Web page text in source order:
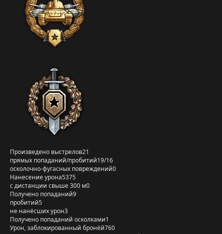
Произведено выстрелов21
прямых попаданий/пробитий19/16
осколочно-фугасных повреждений0
Нанесение урона5375
с дистанции свыше 300 м0
Получено попаданий9
пробитий5
не нанёсших урон3
Получено попаданий осколками1
Урон, заблокированный бронёй760